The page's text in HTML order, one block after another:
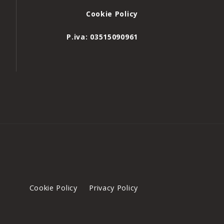
Cookie Policy
P.iva: 03515090961
Cookie Policy Privacy Policy